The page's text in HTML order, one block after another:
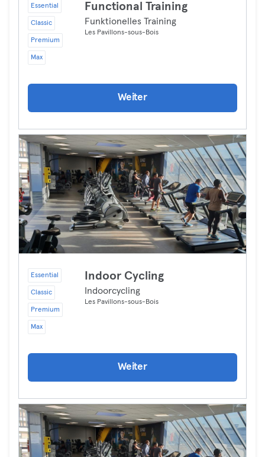
Essential
Classic
Premium
Max
Functional Training
Funktionelles Training
Les Pavillons-sous-Bois
Weiter
Essential
Classic
Premium
Max
Indoor Cycling
Indoorcycling
Les Pavillons-sous-Bois
Weiter